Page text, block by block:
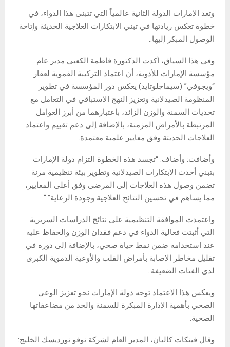
وتعد الإمارات الدولة الثانية عالمياً التي تتبنى هذا الدواء، في
خطوة تعكس ريادتها في تبني الابتكارات العلاجية الحديثة وإتاحة
الوصول المبكر إليها.
وفي هذا السياق، أكدت الدكتورة فاطمة الكعبي مدير عام
مؤسسة الإمارات للأدوية، أن اعتماد التركيبة الفموية لعقار
“ويجوفي” (سيماجلوتايد) يعكس دور المؤسسة في تطوير
المنظومة الصيدلانية وتعزيز النهج الاستباقي في التعامل مع
تحديات السمنة والوزن الزائد، باعتبارهما من أبرز العوامل
المرتبطة بالأمراض المزمنة، بالإضافة إلى دعم تقييم واعتماد
العلاجات الحديثة وفق معايير علمية معتمدة.
وأضافت: وأضاف: “تجسد هذه الخطوة التزام دولة الإمارات
بتبني أحدث الابتكارات الصيدلانية وتطوير بيئة تنظيمية مرنة
تضمن وصول هذه العلاجات إلى المرضى وفق أعلى المعايير،
مما يساهم في تحسين النتائج العلاجية وجودة الرعاية”.“
واعتمدت الموافقة التنظيمية على نتائج الدراسات السريرية
التي أثبتت فعالية الدواء في دعم فقدان الوزن والحفاظ عليه
عند استخدامه ضمن نمط حياة صحي، بالإضافة إلى دوره في
تقليل مخاطر الإصابة بأمراض القلب والأوعية الدموية الكبرى
لدى الفئات الضعيفة.
ويعكس هذا الاعتماد توجه دولة الإمارات نحو تعزيز الوعي
الصحي بأهمية الإدارة المبكرة للسمنة والحد من مضاعفاتها
الصحية.
وقال فينكات كاليان، المدير العام لشركة نوفو نورديسك الخليج: